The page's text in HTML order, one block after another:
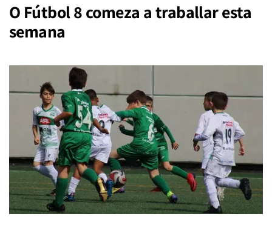
O Fútbol 8 comeza a traballar esta
semana